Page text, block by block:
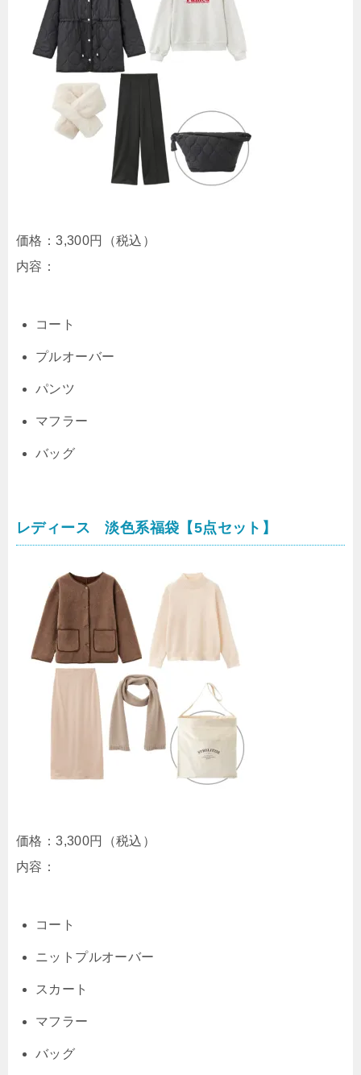
価格：3,300円（税込）
内容：
コート
プルオーバー
パンツ
マフラー
バッグ
レディース 淡色系福袋【5点セット】
価格：3,300円（税込）
内容：
コート
ニットプルオーバー
スカート
マフラー
バッグ